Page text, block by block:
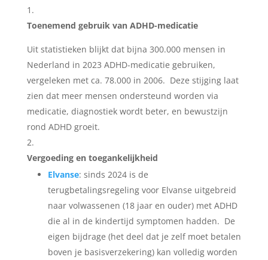
Toenemend gebruik van ADHD-medicatie
Uit statistieken blijkt dat bijna 300.000 mensen in
Nederland in 2023 ADHD-medicatie gebruiken,
vergeleken met ca. 78.000 in 2006. Deze stijging laat
zien dat meer mensen ondersteund worden via
medicatie, diagnostiek wordt beter, en bewustzijn
rond ADHD groeit.
Vergoeding en toegankelijkheid
Elvanse: sinds 2024 is de
terugbetalingsregeling voor Elvanse uitgebreid
naar volwassenen (18 jaar en ouder) met ADHD
die al in de kindertijd symptomen hadden. De
eigen bijdrage (het deel dat je zelf moet betalen
boven je basisverzekering) kan volledig worden